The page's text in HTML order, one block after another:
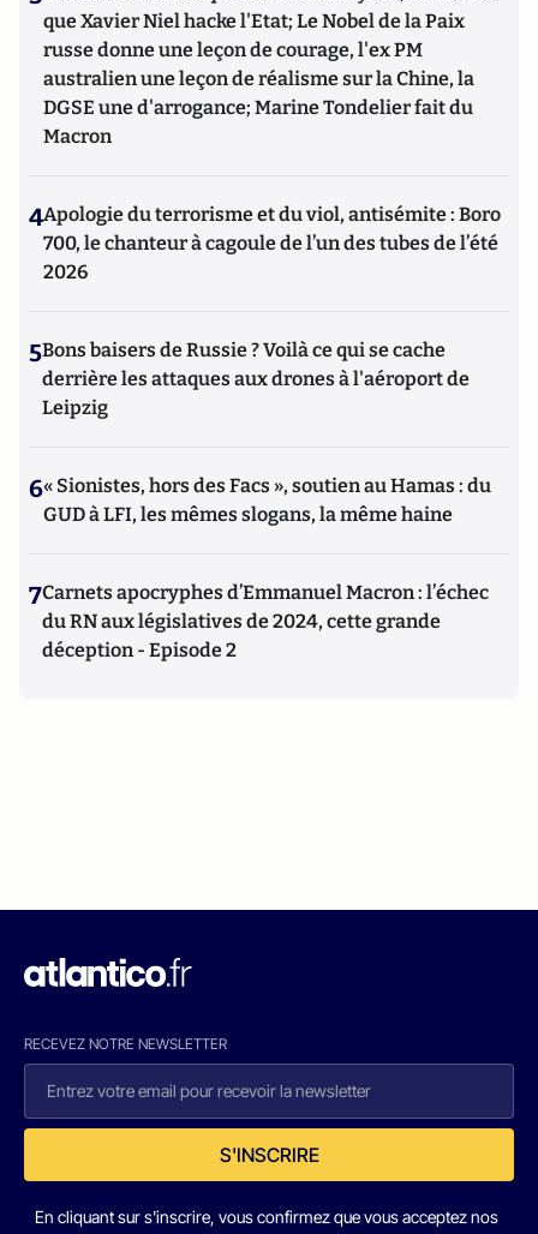
que Xavier Niel hacke l'Etat; Le Nobel de la Paix
russe donne une leçon de courage, l'ex PM
australien une leçon de réalisme sur la Chine, la
DGSE une d'arrogance; Marine Tondelier fait du
Macron
4Apologie du terrorisme et du viol, antisémite : Boro
700, le chanteur à cagoule de l’un des tubes de l’été
2026
5Bons baisers de Russie ? Voilà ce qui se cache
derrière les attaques aux drones à l'aéroport de
Leipzig
6« Sionistes, hors des Facs », soutien au Hamas : du
GUD à LFI, les mêmes slogans, la même haine
7Carnets apocryphes d’Emmanuel Macron : l’échec
du RN aux législatives de 2024, cette grande
déception - Episode 2
RECEVEZ NOTRE NEWSLETTER
S'INSCRIRE
En cliquant sur s'inscrire, vous confirmez que vous acceptez nos